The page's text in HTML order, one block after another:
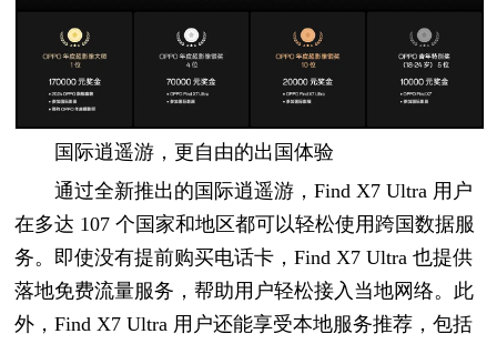
国际逍遥游，更自由的出国体验
通过全新推出的国际逍遥游，Find X7 Ultra 用户
在多达 107 个国家和地区都可以轻松使用跨国数据服
务。即使没有提前购买电话卡，Find X7 Ultra 也提供
落地免费流量服务，帮助用户轻松接入当地网络。此
外，Find X7 Ultra 用户还能享受本地服务推荐，包括